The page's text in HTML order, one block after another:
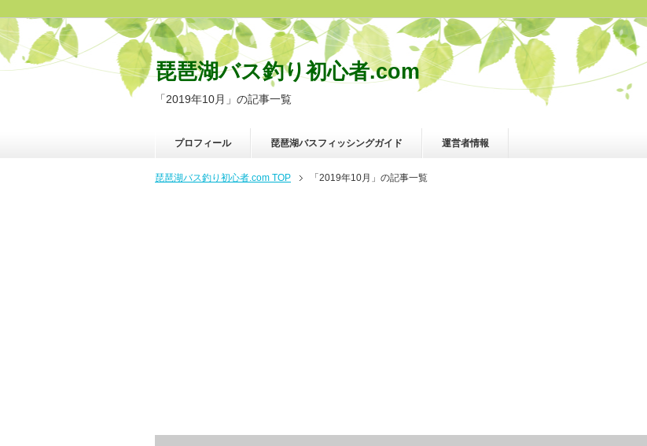
琵琶湖バス釣り初心者.com
「2019年10月」の記事一覧
プロフィール 琵琶湖バスフィッシングガイド 運営者情報
琵琶湖バス釣り初心者.com TOP 「2019年10月」の記事一覧